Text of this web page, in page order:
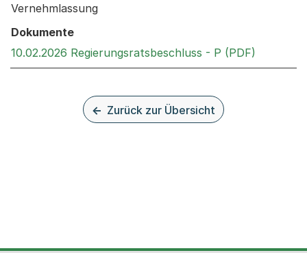
Vernehmlassung
Dokumente
10.02.2026 Regierungsratsbeschluss - P (PDF)
Zurück zur Übersicht